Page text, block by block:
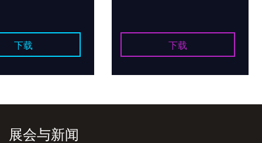
载 下载
展会与新闻